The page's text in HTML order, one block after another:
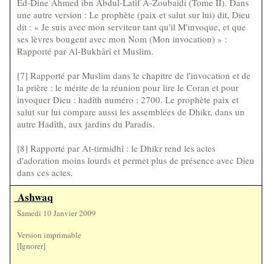
Ed-Dine Ahmed ibn Abdul-Latif A-Zoubaidi (Tome II). Dans
une autre version : Le prophète (paix et salut sur lui) dit, Dieu
dit : « Je suis avec mon serviteur tant qu'il M'invoque, et que
ses lèvres bougent avec mon Nom (Mon invocation) » :
Rapporté par Al-Bukhârî et Muslim.
[7] Rapporté par Muslim dans le chapitre de l'invocation et de
la prière : le mérite de la réunion pour lire le Coran et pour
invoquer Dieu : hadîth numéro : 2700. Le prophète paix et
salut sur lui compare aussi les assemblées de Dhikr, dans un
autre Hadîth, aux jardins du Paradis.
[8] Rapporté par At-tirmidhî : le Dhikr rend les actes
d'adoration moins lourds et permet plus de présence avec Dieu
dans ces actes.
Ashwaq
Samedi 10 Janvier 2009
Version imprimable
[Ignorer]